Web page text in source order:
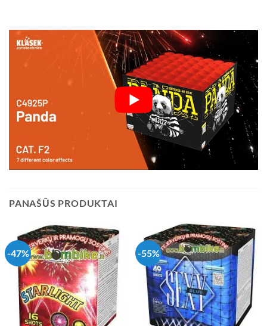
PANAŠŪS PRODUKTAI
-47% -55%